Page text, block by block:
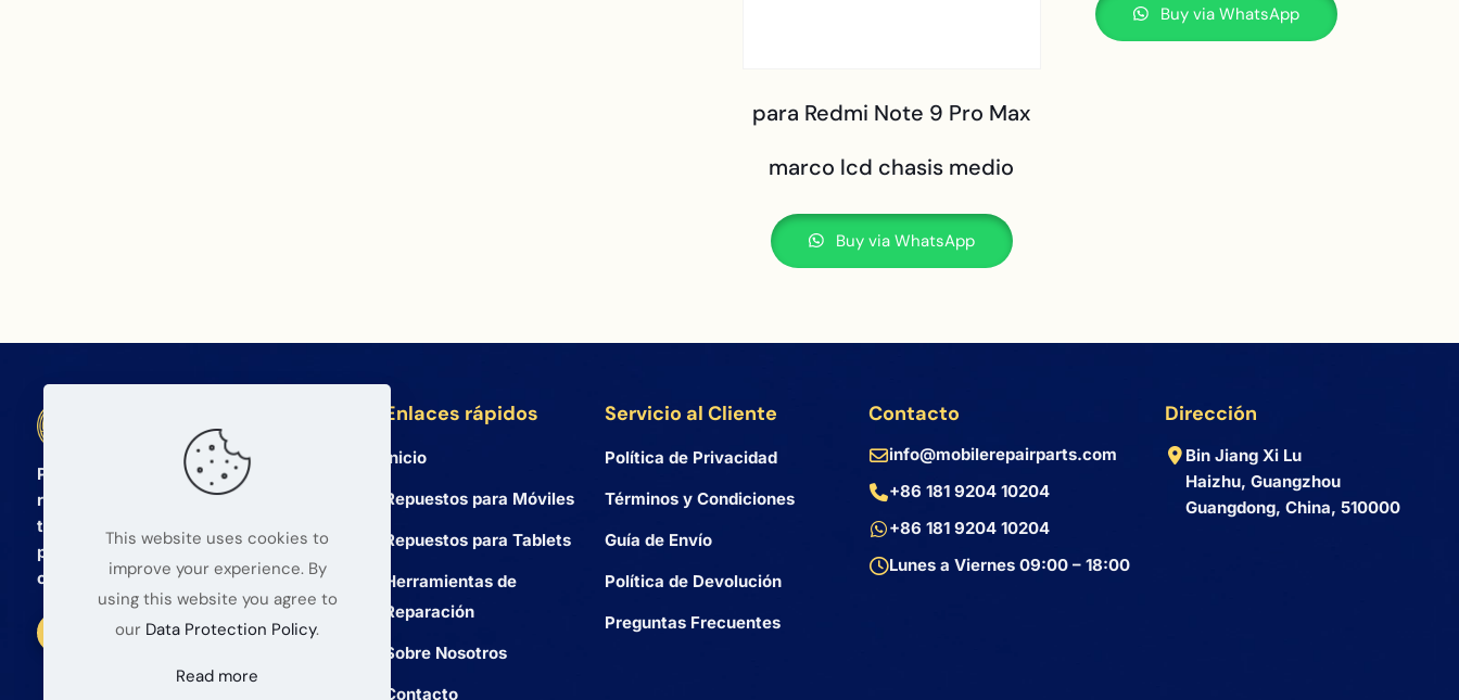
para Redmi Note 9 Pro Max
marco lcd chasis medio
Buy via WhatsApp
Buy via WhatsApp
BETA Electronic Co LTD
Proveedor mayorista profesional de
repuestos para teléfonos móviles y
tabletas desde 2008. Ofrecemos
productos de alta calidad y un servicio
confiable para mayoristas globales.
Enlaces rápidos
Inicio
Repuestos para Móviles
Repuestos para Tablets
Herramientas de
Reparación
Sobre Nosotros
Contacto
Servicio al Cliente
Política de Privacidad
Términos y Condiciones
Guía de Envío
Política de Devolución
Preguntas Frecuentes
Contacto
info@mobilerepairparts.com
+86 181 9204 10204
+86 181 9204 10204
Lunes a Viernes 09:00 – 18:00
Dirección
Bin Jiang Xi Lu
Haizhu, Guangzhou
Guangdong, China, 510000
This website uses cookies to
improve your experience. By
using this website you agree to
our Data Protection Policy.
Read more